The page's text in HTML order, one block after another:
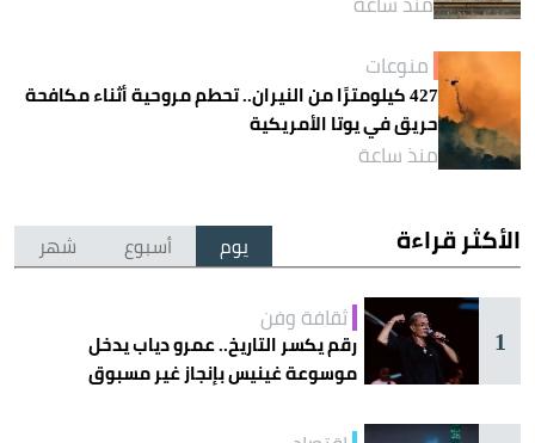
منوعات
427 كيلومترًا من النيران.. تحطم مروحية أثناء مكافحة
حريق في يوتا الأمريكية
منذ ساعة
الأكثر قراءة يوم أسبوع شهر
1
ثقافة وفن
رقم يكسر التاريخ.. عمرو دياب يدخل
موسوعة غينيس بإنجاز غير مسبوق